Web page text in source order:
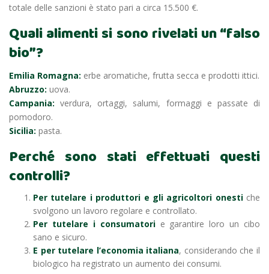
totale delle sanzioni è stato pari a circa 15.500 €.
Quali alimenti si sono rivelati un “falso
bio”?
Emilia Romagna: erbe aromatiche, frutta secca e prodotti ittici.
Abruzzo: uova.
Campania: verdura, ortaggi, salumi, formaggi e passate di
pomodoro.
Sicilia: pasta.
Perché sono stati effettuati questi
controlli?
Per tutelare i produttori e gli agricoltori onestiche
svolgono un lavoro regolare e controllato.
Per tutelare i consumatorie garantire loro un cibo
sano e sicuro.
E per tutelare l’economia italiana, considerando che il
biologico ha registrato un aumento dei consumi.